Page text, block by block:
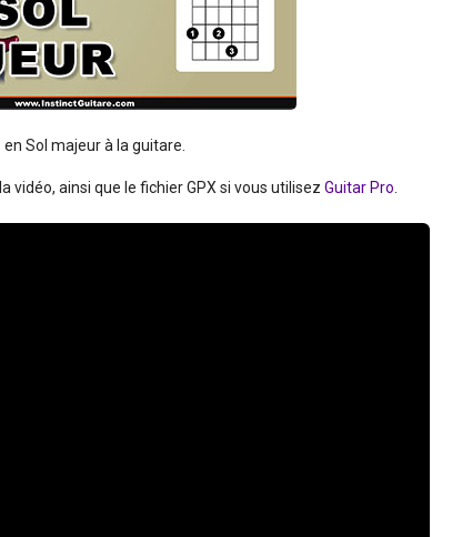
Sol majeur à la guitare.
ainsi que le fichier GPX si vous utilisez Guitar Pro